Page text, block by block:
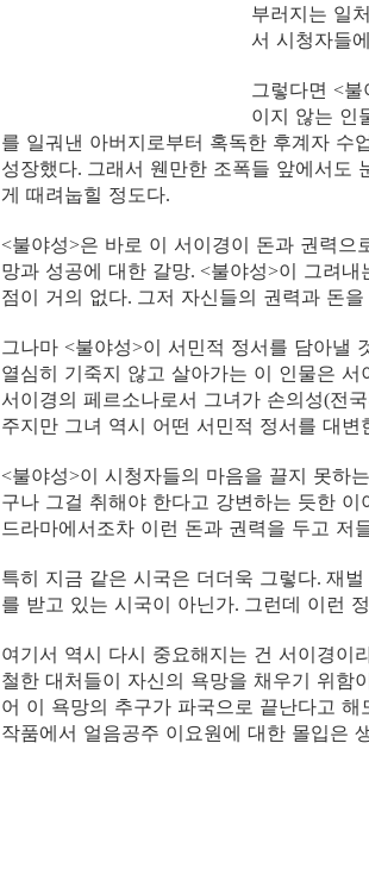
부러지는 일
서 시청자들
그렇다면 <불
이지 않는 인
를 일궈낸 아버지로부터 혹독한 후계자 수
성장했다. 그래서 웬만한 조폭들 앞에서도
게 때려눕힐 정도다.
<불야성>은 바로 이 서이경이 돈과 권력으
망과 성공에 대한 갈망. <불야성>이 그려내
점이 거의 없다. 그저 자신들의 권력과 돈
그나마 <불야성>이 서민적 정서를 담아낼
열심히 기죽지 않고 살아가는 이 인물은
서이경의 페르소나로서 그녀가 손의성(전
주지만 그녀 역시 어떤 서민적 정서를 대
<불야성>이 시청자들의 마음을 끌지 못하
구나 그걸 취해야 한다고 강변하는 듯한
드라마에서조차 이런 돈과 권력을 두고 저
특히 지금 같은 시국은 더더욱 그렇다. 재벌
를 받고 있는 시국이 아닌가. 그런데 이런
여기서 역시 다시 중요해지는 건 서이경이
철한 대처들이 자신의 욕망을 채우기 위함
어 이 욕망의 추구가 파국으로 끝난다고
작품에서 얼음공주 이요원에 대한 몰입은